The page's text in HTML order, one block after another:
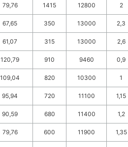
79,76 1415 12800 2
67,65 350 13000 2,3
61,07 315 13000 2,6
120,79 910 9460 0,9
109,04 820 10300 1
95,94 720 11100 1,15
90,59 680 11400 1,2
79,76 600 11900 1,35